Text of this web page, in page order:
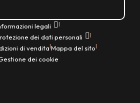
legali |
dei dati personali |
di vendita|Mappa del sito|
dei cookie